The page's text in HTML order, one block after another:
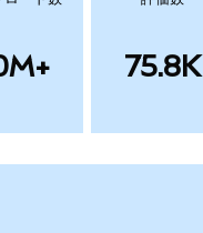
75.8K